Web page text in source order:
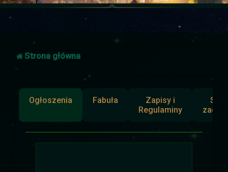
Strona główna
Ogłoszenia Fabuła
Zapisy i
Regulaminy